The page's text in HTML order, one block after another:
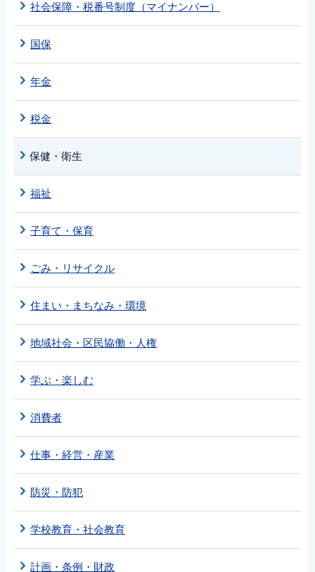
社会保障・税番号制度（マイナンバー）
国保
年金
税金
保健・衛生
福祉
子育て・保育
ごみ・リサイクル
住まい・まちなみ・環境
地域社会・区民協働・人権
学ぶ・楽しむ
消費者
仕事・経営・産業
防災・防犯
学校教育・社会教育
計画・条例・財政
नेपाली
Filipino